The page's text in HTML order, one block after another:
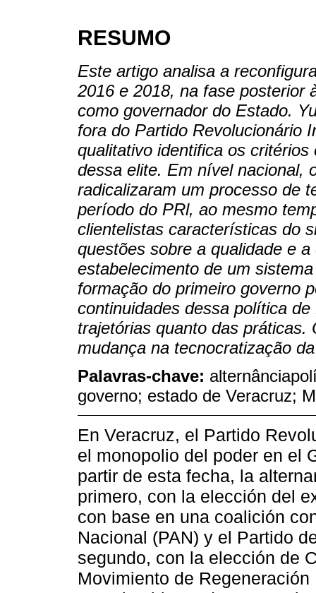
RESUMO
Este artigo analisa a
2016 e 2018, na fase posterior
como governador do Estado.
fora do Partido Revolucionário
qualitativo identifica os
dessa elite. Em nível nacional,
radicalizaram um processo de
período do PRl, ao mesmo
clientelistas características do
questões sobre a qualidade e
estabelecimento de um
formação do primeiro governo
continuidades dessa política
trajetórias quanto das
mudança na tecnocratização
Palavras-chave:
governo; estado de Veracruz;
En Veracruz, el Partido
el monopolio del poder en el
partir de esta fecha, la
primero, con la elección del
con base en una coalición
Nacional (PAN) y el Partido
segundo, con la elección de
Movimiento de